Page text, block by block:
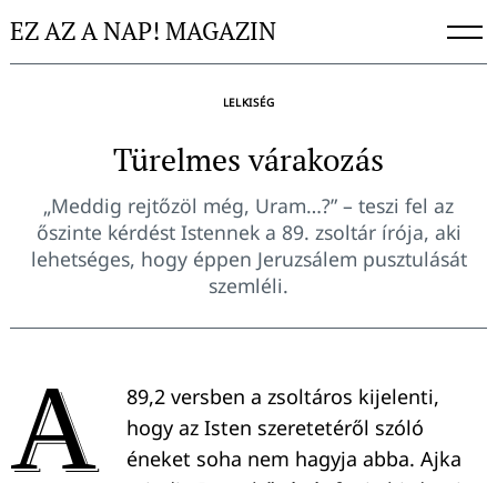
toEZ AZ A NAP! MAGAZIN
LELKISÉG
Türelmes várakozás
„Meddig rejtőzöl még, Uram…?” – teszi fel az
őszinte kérdést Istennek a 89. zsoltár írója, aki
lehetséges, hogy éppen Jeruzsálem pusztulását
szemléli.
A
89,2 versben a zsoltáros kijelenti,
hogy az Isten szeretetéről szóló
éneket soha nem hagyja abba. Ajka